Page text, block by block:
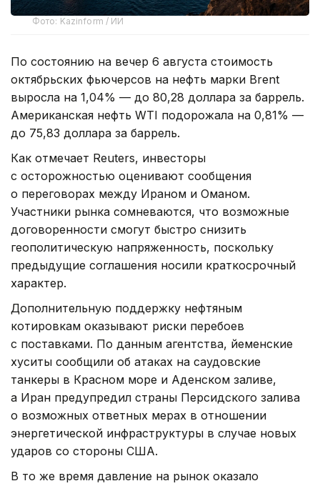
Фото: Kazinform / ИИ
По состоянию на вечер 6 августа стоимость
октябрьских фьючерсов на нефть марки Brent
выросла на 1,04% — до 80,28 доллара за баррель.
Американская нефть WTI подорожала на 0,81% —
до 75,83 доллара за баррель.
Как отмечает Reuters, инвесторы
с осторожностью оценивают сообщения
о переговорах между Ираном и Оманом.
Участники рынка сомневаются, что возможные
договоренности смогут быстро снизить
геополитическую напряженность, поскольку
предыдущие соглашения носили краткосрочный
характер.
Дополнительную поддержку нефтяным
котировкам оказывают риски перебоев
с поставками. По данным агентства, йеменские
хуситы сообщили об атаках на саудовские
танкеры в Красном море и Аденском заливе,
а Иран предупредил страны Персидского залива
о возможных ответных мерах в отношении
энергетической инфраструктуры в случае новых
ударов со стороны США.
В то же время давление на рынок оказало